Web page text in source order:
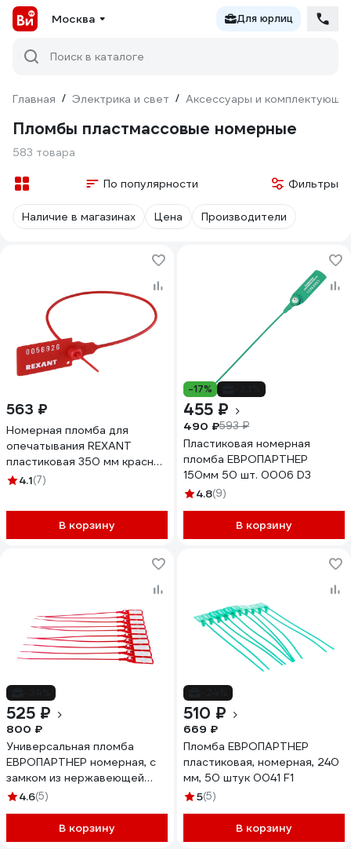
Москва Для юрлиц
Поиск в каталоге
Главная / Электрика и свет / Аксессуары и
Пломбы пластмассовые номерные
583 товара
По популярности Фильтры
Наличие в магазинах Цена Производители
563 ₽
Номерная пломба для
опечатывания REXANT
пластиковая 350 мм красная
50 шт 07-6131
4.1(7)
В корзину
-17%
455 ₽
490 ₽593 ₽
Пластиковая номерная
пломба ЕВРОПАРТНЕР
150мм 50 шт. 0006 D3
4.8(9)
В корзину
525 ₽
800 ₽
Универсальная пломба
ЕВРОПАРТНЕР номерная, с
замком из нержавеющей
стали, 220мм, 50 штук 0125
4.6(5)
В корзину
510 ₽
669 ₽
Пломба ЕВРОПАРТНЕР
пластиковая, номерная, 240
мм, 50 штук 0041 F1
5(5)
В корзину